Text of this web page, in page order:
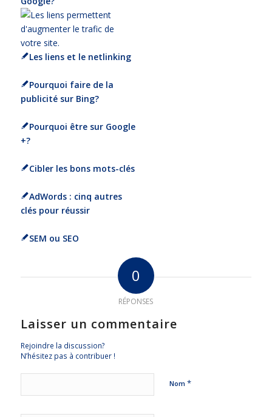
Les liens et le netlinking
Pourquoi faire de la
publicité sur Bing?
Pourquoi être sur Google
+?
Cibler les bons mots-clés
AdWords : cinq autres
clés pour réussir
SEM ou SEO
0
RÉPONSES
Laisser un commentaire
Rejoindre la discussion?
N’hésitez pas à contribuer !
Nom *